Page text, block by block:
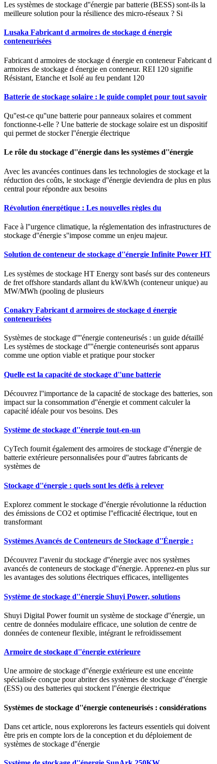
Les systèmes de stockage d''énergie par batterie (BESS) sont-ils la
meilleure solution pour la résilience des micro-réseaux ? Si
Lusaka Fabricant d armoires de stockage d énergie
conteneurisées
Fabricant d armoires de stockage d énergie en conteneur Fabricant d
armoires de stockage d énergie en conteneur. REI 120 signifie
Résistant, Etanche et Isolé au feu pendant 120
Batterie de stockage solaire : le guide complet pour tout savoir
Qu''est-ce qu''une batterie pour panneaux solaires et comment
fonctionne-t-elle ? Une batterie de stockage solaire est un dispositif
qui permet de stocker l''énergie électrique
Le rôle du stockage d''énergie dans les systèmes d''énergie
Avec les avancées continues dans les technologies de stockage et la
réduction des coûts, le stockage d''énergie deviendra de plus en plus
central pour répondre aux besoins
Révolution énergétique : Les nouvelles règles du
Face à l''urgence climatique, la réglementation des infrastructures de
stockage d''énergie s''impose comme un enjeu majeur.
Solution de conteneur de stockage d''énergie Infinite Power HT
Les systèmes de stockage HT Energy sont basés sur des conteneurs
de fret offshore standards allant du kW/kWh (conteneur unique) au
MW/MWh (pooling de plusieurs
Conakry Fabricant d armoires de stockage d énergie
conteneurisées
Systèmes de stockage d''''énergie conteneurisés : un guide détaillé
Les systèmes de stockage d''''énergie conteneurisés sont apparus
comme une option viable et pratique pour stocker
Quelle est la capacité de stockage d''une batterie
Découvrez l''importance de la capacité de stockage des batteries, son
impact sur la consommation d''énergie et comment calculer la
capacité idéale pour vos besoins. Des
Système de stockage d''énergie tout-en-un
CyTech fournit également des armoires de stockage d''énergie de
batterie extérieure personnalisées pour d''autres fabricants de
systèmes de
Stockage d''énergie : quels sont les défis à relever
Explorez comment le stockage d''énergie révolutionne la réduction
des émissions de CO2 et optimise l''efficacité électrique, tout en
transformant
Systèmes Avancés de Conteneurs de Stockage d''Énergie :
Découvrez l''avenir du stockage d''énergie avec nos systèmes
avancés de conteneurs de stockage d''énergie. Apprenez-en plus sur
les avantages des solutions électriques efficaces, intelligentes
Système de stockage d''énergie Shuyi Power, solutions
Shuyi Digital Power fournit un système de stockage d''énergie, un
centre de données modulaire efficace, une solution de centre de
données de conteneur flexible, intégrant le refroidissement
Armoire de stockage d''énergie extérieure
Une armoire de stockage d''énergie extérieure est une enceinte
spécialisée conçue pour abriter des systèmes de stockage d''énergie
(ESS) ou des batteries qui stockent l''énergie électrique
Systèmes de stockage d''énergie conteneurisés : considérations
Dans cet article, nous explorerons les facteurs essentiels qui doivent
être pris en compte lors de la conception et du déploiement de
systèmes de stockage d''énergie